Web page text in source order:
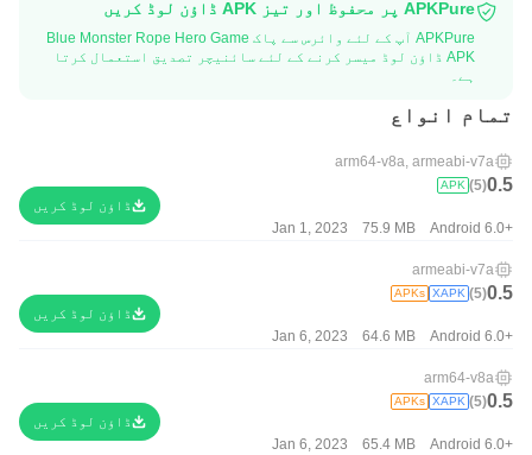
APKPure پر محفوظ اور تیز APK ڈاؤن لوڈ کریں
APKPure آپ کے لئے وائرس سے پاک Blue Monster Rope Hero Game
APK ڈاؤن لوڈ میسر کرنے کے لئے سائنیچر تصدیق استعمال کرتا
ہے۔
تمام انواع
arm64-v8a, armeabi-v7a
0.5
(5)
APK
Jan 1, 2023 75.9 MB Android 6.0+
ڈاؤن لوڈ کریں
armeabi-v7a
0.5
(5)
XAPK
APKs
Jan 6, 2023 64.6 MB Android 6.0+
ڈاؤن لوڈ کریں
arm64-v8a
0.5
(5)
XAPK
APKs
Jan 6, 2023 65.4 MB Android 6.0+
ڈاؤن لوڈ کریں